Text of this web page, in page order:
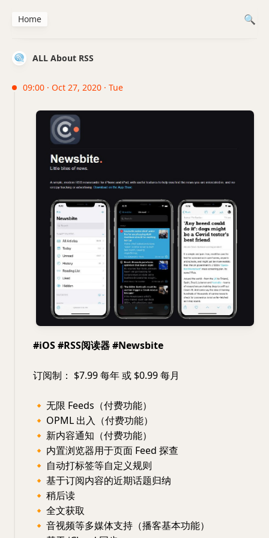
ALL About RSS
09:00 · Oct 27, 2020 · Tue
#iOS #RSS阅读器 #Newsbite
订阅制： $7.99 每年 或 $0.99 每月
🔸 无限 Feeds（付费功能）
🔸 OPML 出入（付费功能）
🔸 新内容通知（付费功能）
🔸 内置浏览器用于页面 Feed 探查
🔸 自动打标签等自定义规则
🔸 基于订阅内容的近期话题归纳
🔸 稍后读
🔸 全文获取
🔸 音视频等多媒体支持（播客基本功能）
Home